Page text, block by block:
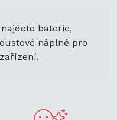
baterie,
náplně pro